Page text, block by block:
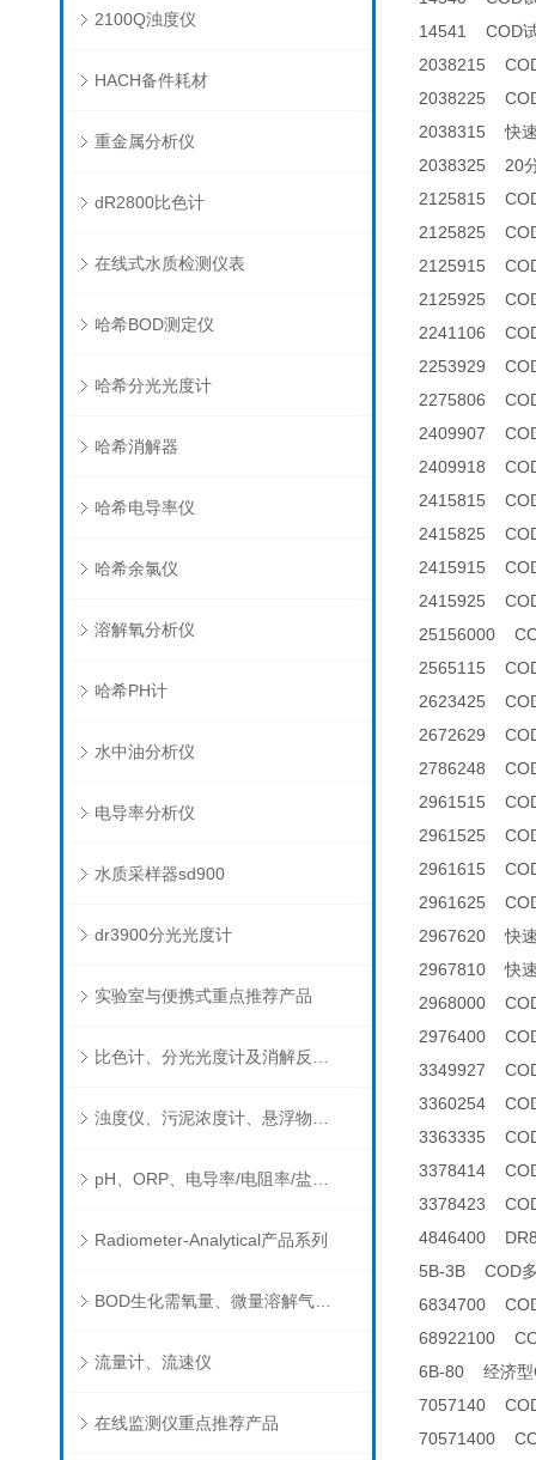
2100Q浊度仪
HACH备件耗材
重金属分析仪
dR2800比色计
在线式水质检测仪表
哈希BOD测定仪
哈希分光光度计
哈希消解器
哈希电导率仪
哈希余氯仪
溶解氧分析仪
哈希PH计
水中油分析仪
电导率分析仪
水质采样器sd900
dr3900分光光度计
实验室与便携式重点推荐产品
Radiometer-Analytical产品系列
BOD生化需氧量、微量溶解气体和现场水质测试组件以及其他分析仪
流量计、流速仪
在线监测仪重点推荐产品
14541 COD
2038215
2038225
2038315 快
2038325 20
2125815
2125825
2125915
2125925
2241106
2253929
2275806
2409907
2409918
2415815
2415825
2415915
2415925
25156000
2565115
2623425
2672629
2786248
2961515
2961525
2961615
2961625
2967620 快速
2967810 快速
2968000
2976400
3349927
3360254
3363335
3378414
3378423
4846400
5B-3B COD
6834700
68922100
6B-80 经济型
7057140
70571400